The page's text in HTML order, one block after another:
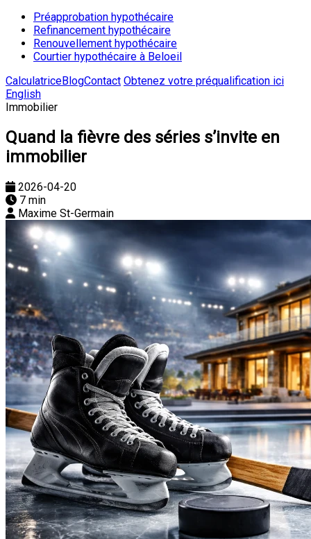
Préapprobation hypothécaire
Refinancement hypothécaire
Renouvellement hypothécaire
Courtier hypothécaire à Beloeil
CalculatriceBlogContact Obtenez votre préqualification ici
English
Immobilier
Quand la fièvre des séries s’invite en
immobilier
2026-04-20
7 min
Maxime St-Germain